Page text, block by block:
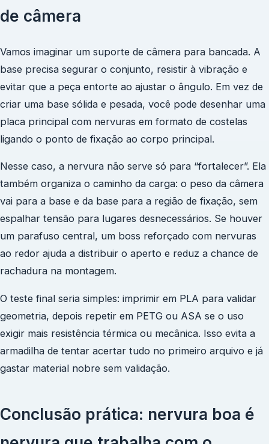
de câmera
Vamos imaginar um suporte de câmera para bancada. A
base precisa segurar o conjunto, resistir à vibração e
evitar que a peça entorte ao ajustar o ângulo. Em vez de
criar uma base sólida e pesada, você pode desenhar uma
placa principal com nervuras em formato de costelas
ligando o ponto de fixação ao corpo principal.
Nesse caso, a nervura não serve só para “fortalecer”. Ela
também organiza o caminho da carga: o peso da câmera
vai para a base e da base para a região de fixação, sem
espalhar tensão para lugares desnecessários. Se houver
um parafuso central, um boss reforçado com nervuras
ao redor ajuda a distribuir o aperto e reduz a chance de
rachadura na montagem.
O teste final seria simples: imprimir em PLA para validar
geometria, depois repetir em PETG ou ASA se o uso
exigir mais resistência térmica ou mecânica. Isso evita a
armadilha de tentar acertar tudo no primeiro arquivo e já
gastar material nobre sem validação.
Conclusão prática: nervura boa é